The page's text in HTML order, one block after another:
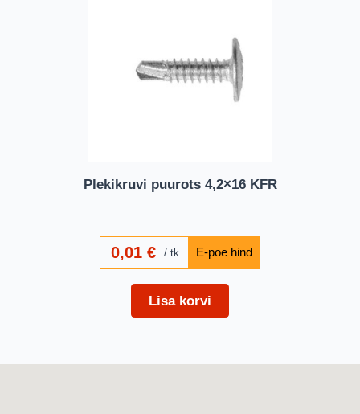
Plekikruvi puurots 4,2×16 KFR
0,01€ tk
Lisa korvi